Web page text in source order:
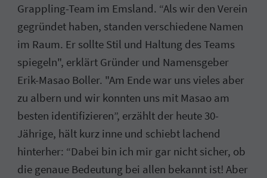
Grappling-Team im Emsland. “Als wir den Verein
gegründet haben, standen verschiedene Namen
im Raum. Er sollte Stil und Haltung des Teams
spiegeln", erklärt Gründer und Namensgeber
Erik-Masao Boller. "Am Ende war uns vieles aber
zu albern und wir konnten uns mit Masao am
besten identifizieren”, erzählt der heute 30-
Jährige, hält kurz inne und schiebt lachend
hinterher: “Dabei bin ich mir gar nicht sicher, ob
die genaue Bedeutung bei allen bekannt ist! Aber